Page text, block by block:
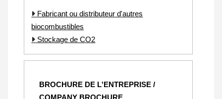
Fabricant ou distributeur d'autres
biocombustibles
Stockage de CO2
BROCHURE DE L'ENTREPRISE /
COMPANY BROCHURE